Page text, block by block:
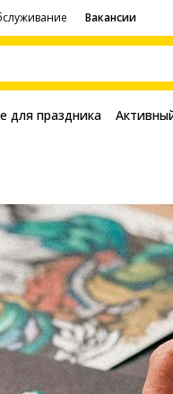
Вакансии
для праздника